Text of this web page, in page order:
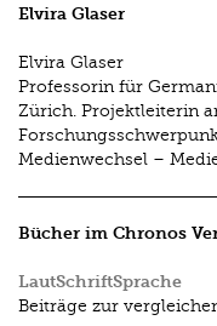
Elvira Glaser
Elvira Glaser
Professorin für
Zürich. Projektleiterin
Medienwechsel –
Bücher im Chronos
LautSchriftSprache
Beiträge zur